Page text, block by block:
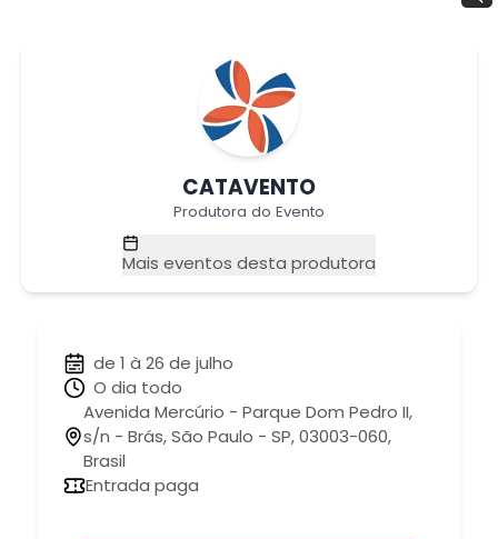
CATAVENTO
Produtora do Evento
Mais eventos desta produtora
de 1 à 26 de julho
O dia todo
Avenida Mercúrio - Parque Dom Pedro II,
s/n - Brás, São Paulo - SP, 03003-060,
Brasil
Entrada paga